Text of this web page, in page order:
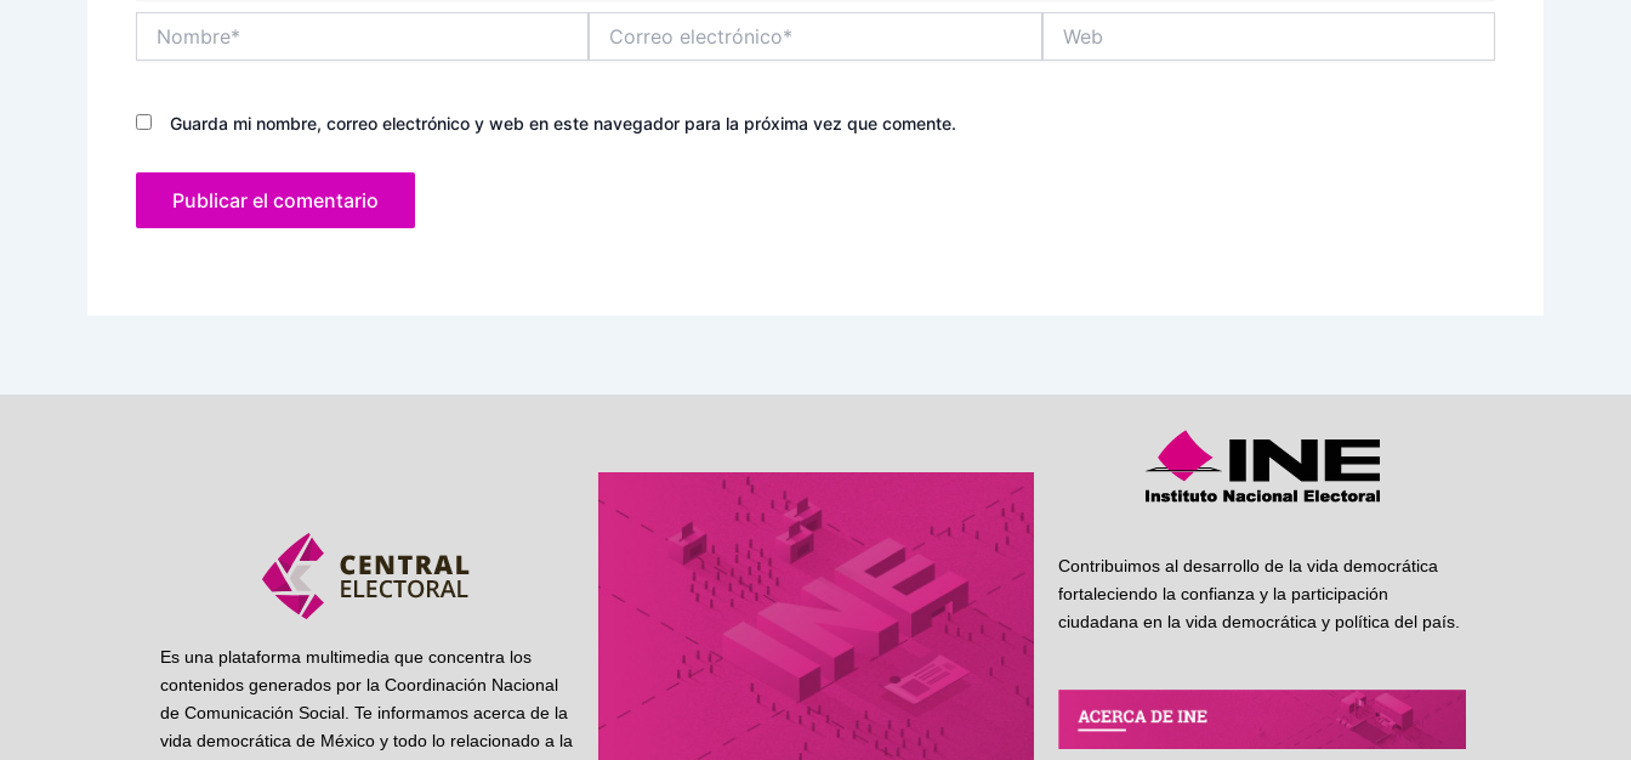
electrónico*
Guarda mi nombre, correo electrónico y web en este navegador para la próxima vez que comente.
Es una plataforma multimedia que concentra los
contenidos generados por la Coordinación Nacional
de Comunicación Social. Te informamos acerca de la
vida democrática de México y todo lo relacionado a la
Contribuimos al desarrollo de la vida democrática
fortaleciendo la confianza y la participación
ciudadana en la vida democrática y política del país.